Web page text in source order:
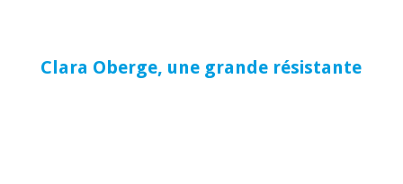
Clara Oberge, une grande résistante